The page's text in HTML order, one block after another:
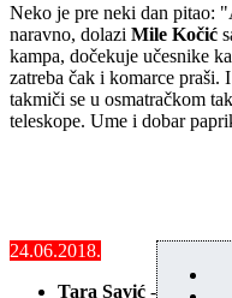
Neko je pre neki dan pitao:
naravno, dolazi Mile Kočić
kampa, dočekuje učesnike
zatreba čak i komarce praši.
takmiči se u osmatračkom
teleskope. Ume i dobar
24.06.2018.
Tara Savić -